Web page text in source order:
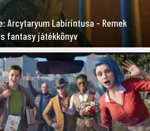
Arcytaryum Labirintusa – Remek
fantasy játékkönyv